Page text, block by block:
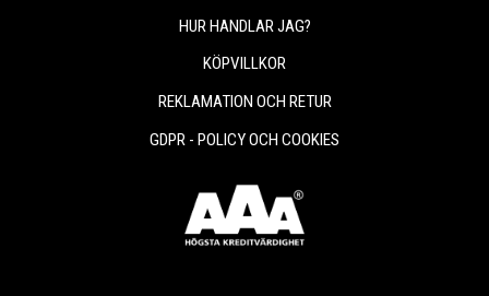
HUR HANDLAR JAG?
KÖPVILLKOR
REKLAMATION OCH RETUR
GDPR - POLICY OCH COOKIES